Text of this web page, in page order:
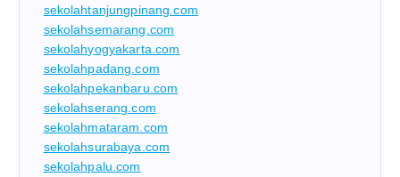
sekolahtanjungpinang.com
sekolahsemarang.com
sekolahyogyakarta.com
sekolahpadang.com
sekolahpekanbaru.com
sekolahserang.com
sekolahmataram.com
sekolahsurabaya.com
sekolahpalu.com